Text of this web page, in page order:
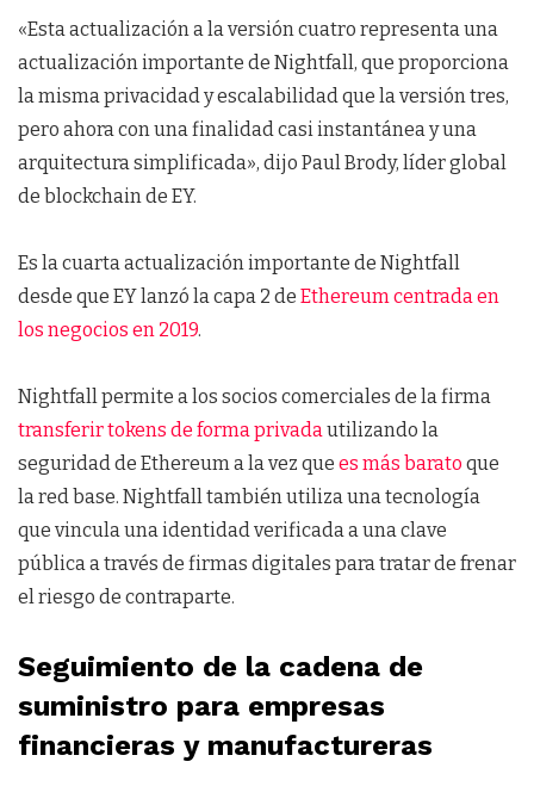
«Esta actualización a la versión cuatro representa una
actualización importante de Nightfall, que proporciona
la misma privacidad y escalabilidad que la versión tres,
pero ahora con una finalidad casi instantánea y una
arquitectura simplificada», dijo Paul Brody, líder global
de blockchain de EY.
Es la cuarta actualización importante de Nightfall
desde que EY lanzó la capa 2 de Ethereum centrada en
los negocios en 2019.
Nightfall permite a los socios comerciales de la firma
transferir tokens de forma privadautilizando la
seguridad de Ethereum a la vez que es más barato que
la red base. Nightfall también utiliza una tecnología
que vincula una identidad verificada a una clave
pública a través de firmas digitales para tratar de frenar
el riesgo de contraparte.
Seguimiento de la cadena de
suministro para empresas
financieras y manufactureras